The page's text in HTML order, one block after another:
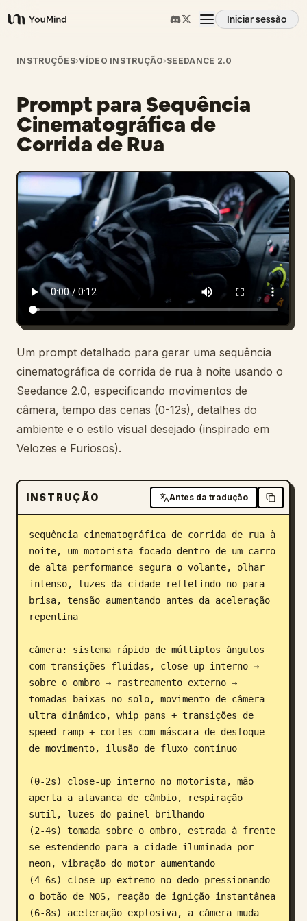
YouMind
Iniciar sessão
Visão geral
Casos de uso
Habilidades
Prompts
Preços
Transferir
Blogue
Atualizações
INSTRUÇÕES›VÍDEO INSTRUÇÃO›SEEDANCE 2.0
Prompt para Sequência
Cinematográfica de
Corrida de Rua
Um prompt detalhado para gerar uma sequência
cinematográfica de corrida de rua à noite usando o
Seedance 2.0, especificando movimentos de
câmera, tempo das cenas (0-12s), detalhes do
ambiente e o estilo visual desejado (inspirado em
Velozes e Furiosos).
INSTRUÇÃO Antes da tradução
sequência cinematográfica de corrida de rua à
noite, um motorista focado dentro de um carro
de alta performance segura o volante, olhar
intenso, luzes da cidade refletindo no para-
brisa, tensão aumentando antes da aceleração
repentina
câmera: sistema rápido de múltiplos ângulos
com transições fluidas, close-up interno →
sobre o ombro → rastreamento externo →
tomadas baixas no solo, movimento de câmera
ultra dinâmico, whip pans + transições de
speed ramp + cortes com máscara de desfoque
de movimento, ilusão de fluxo contínuo
(0-2s) close-up interno no motorista, mão
aperta a alavanca de câmbio, respiração
sutil, luzes do painel brilhando
(2-4s) tomada sobre o ombro, estrada à frente
se estendendo para a cidade iluminada por
neon, vibração do motor aumentando
(4-6s) close-up extremo no dedo pressionando
o botão de NOS, reação de ignição instantânea
(6-8s) aceleração explosiva, a câmera muda